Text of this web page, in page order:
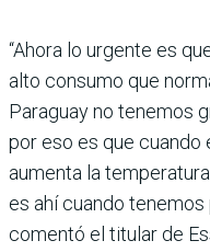
“Ahora lo urgente es
alto consumo que
Para­guay no tenemos
por eso es que cuando
aumenta la
es ahí cuando
comentó el titular de